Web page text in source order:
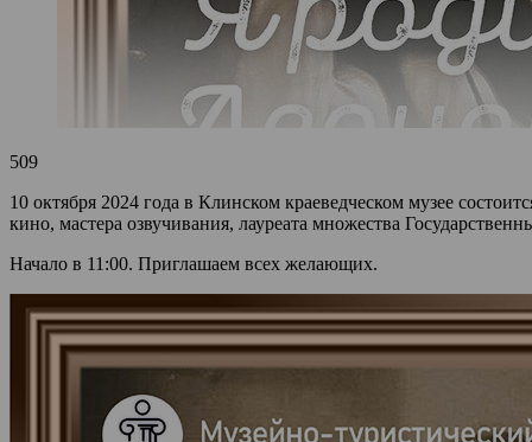
509
10 октября 2024 года в Клинском краеведческом музее
кино, мастера озвучивания, лауреата множества
Начало в 11:00. Приглашаем всех желающих.